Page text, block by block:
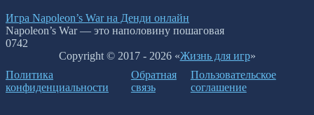
Игра Napoleon’s War на Денди онлайн
Napoleon’s War — это наполовину пошаговая
0742
Copyright © 2017 - 2026 «Жизнь для игр»
Политика
конфиденциальности
Обратная
связь
Пользовательское
соглашение